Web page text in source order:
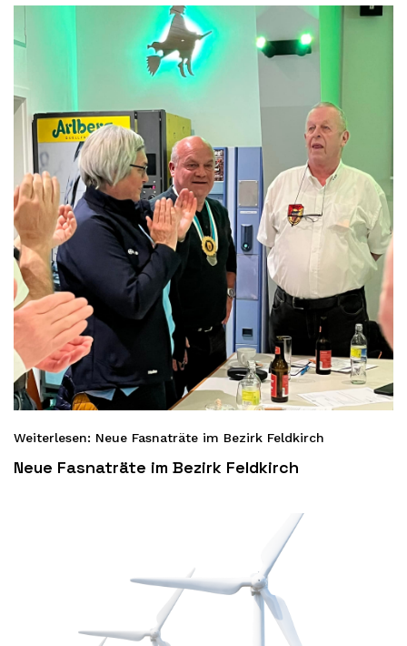
Neue Fasnaträte im Bezirk Feldkirch
Weiterlesen: Neue Fasnaträte im Bezirk Feldkirch